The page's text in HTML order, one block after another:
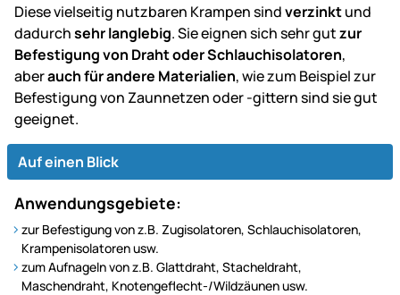
Diese vielseitig nutzbaren Krampen sindverzinktund
dadurchsehr langlebig. Sie eignen sich sehr gutzur
Befestigung von Draht oder Schlauchisolatoren,
aberauch für andere Materialien, wie zum Beispiel zur
Befestigung von Zaunnetzen oder -gittern sind sie gut
geeignet.
Auf einen Blick
Anwendungsgebiete:
zur Befestigung von z.B. Zugisolatoren, Schlauchisolatoren,
Krampenisolatoren usw.
zum Aufnageln von z.B. Glattdraht, Stacheldraht,
Maschendraht, Knotengeflecht-/Wildzäunen usw.